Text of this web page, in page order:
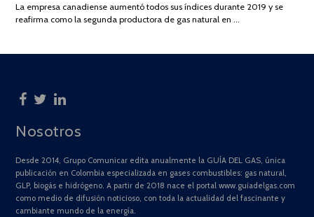
2025
La empresa canadiense aumentó todos sus índices durante 2019 y se
reafirma como la segunda productora de gas natural en …
Nosotros
Desde 2014, Grupo Comunicar edita anualmente la GUÍA DEL GAS, única
publicación en Colombia especializada en gases combustibles: gas natural,
GLP, biogás e hidrógeno. A partir de 2018 nace el portal www.guiadelgas.com
como medio de difusión noticioso, con toda la actualidad del fascinante y
cambiante mundo de la energía.